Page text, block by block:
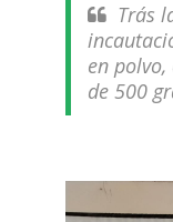
Trás
en
de 500